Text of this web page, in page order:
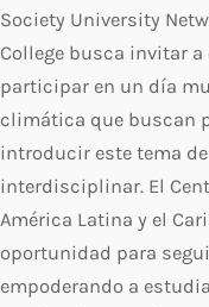
Society University
College busca invitar
participar en un día
climática que buscan
introducir este tema
interdisciplinar. El
América Latina y el
oportunidad para
empoderando a